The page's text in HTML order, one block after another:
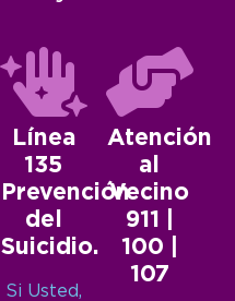
Línea
135
Prevención
del
Suicidio.
Si Usted,
Atención
al
Vecino
911 |
100 |
107